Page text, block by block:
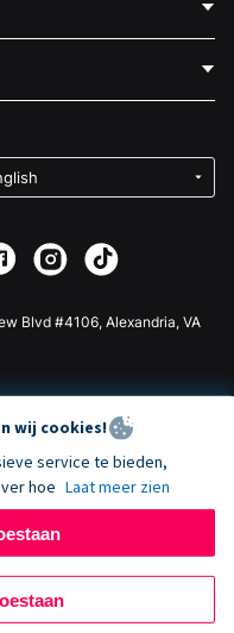
Blvd #4106, Alexandria, VA
wij cookies!
service te bieden,
hoe Laat meer zien